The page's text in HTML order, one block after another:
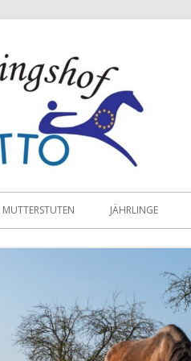
MUTTERSTUTEN JÄHRLINGE